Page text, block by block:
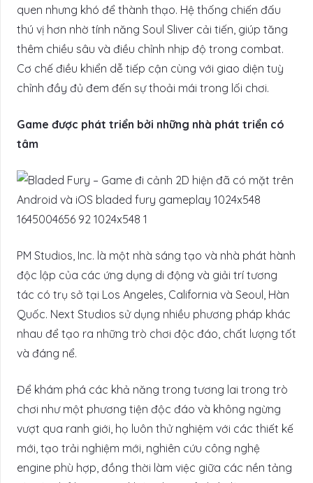
quen nhưng khó để thành thạo. Hệ thống chiến đấu
thú vị hơn nhờ tính năng Soul Sliver cải tiến, giúp tăng
thêm chiều sâu và điều chỉnh nhịp độ trong combat.
Cơ chế điều khiển dễ tiếp cận cùng với giao diện tuỳ
chỉnh đầy đủ đem đến sự thoải mái trong lối chơi.
Game được phát triển bởi những nhà phát triển có
tâm
PM Studios, Inc. là một nhà sáng tạo và nhà phát hành
độc lập của các ứng dụng di động và giải trí tương
tác có trụ sở tại Los Angeles, California và Seoul, Hàn
Quốc. Next Studios sử dụng nhiều phương pháp khác
nhau để tạo ra những trò chơi độc đáo, chất lượng tốt
và đáng nể.
Để khám phá các khả năng trong tương lai trong trò
chơi như một phương tiện độc đáo và không ngừng
vượt qua ranh giới, họ luôn thử nghiệm với các thiết kế
mới, tạo trải nghiệm mới, nghiên cứu công nghệ
engine phù hợp, đồng thời làm việc giữa các nền tảng